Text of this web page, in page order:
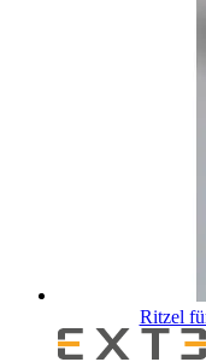
Ritzel